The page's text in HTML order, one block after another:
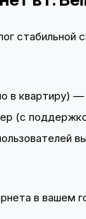
стабильной
в квартиру)
(с
в вашем